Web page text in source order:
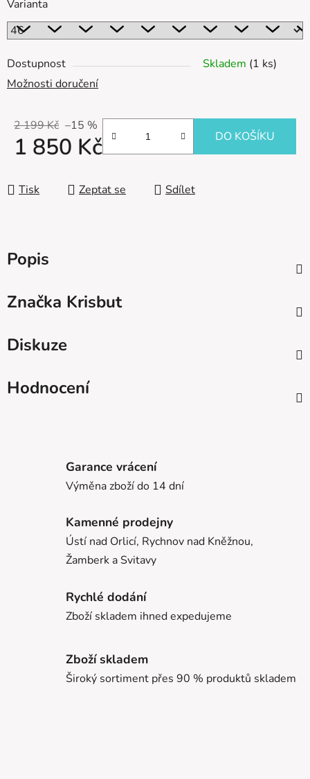
Varianta
Dostupnost Skladem (1 ks)
Možnosti doručení
2 199 Kč –15 %
1 850 Kč DO KOŠÍKU
Tisk Zeptat se Sdílet
Popis
Značka Krisbut
Diskuze
Hodnocení
Garance vrácení
Výměna zboží do 14 dní
Kamenné prodejny
Ústí nad Orlicí, Rychnov nad Kněžnou,
Žamberk a Svitavy
Rychlé dodání
Zboží skladem ihned expedujeme
Zboží skladem
Široký sortiment přes 90 % produktů skladem